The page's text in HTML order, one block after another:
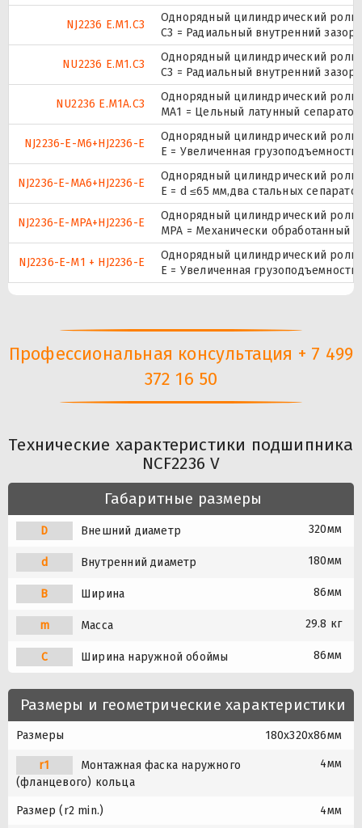
NJ2236 E.M1.C3
Однорядный цилиндрический
C3 = Радиальный внутренний
NU2236 E.M1.C3
Однорядный цилиндрический
C3 = Радиальный внутренний
NU2236 E.M1A.C3
Однорядный цилиндрический
МА1 = Цельный латунный
NJ2236-E-M6+HJ2236-E
Однорядный цилиндрический
E = Увеличенная
NJ2236-E-MA6+HJ2236-E
Однорядный цилиндрический
E = d ≤65 мм,два стальных
NJ2236-E-MPA+HJ2236-E
Однорядный цилиндрический
MPA = Механически обработанный
NJ2236-E-M1 + HJ2236-E
Однорядный цилиндрический
E = Увеличенная
Профессиональная консультация + 7 499
372 16 50
Технические характеристики подшипника
NCF2236 V
Габаритные размеры
D Внешний диаметр 320мм
d Внутренний диаметр 180мм
B Ширина 86мм
m Масса 29.8 кг
C Ширина наружной обоймы 86мм
Размеры и геометрические характеристики
Размеры 180x320x86мм
r1
Монтажная фаска наружного
(фланцевого) кольца
4мм
Размер (r2 min.) 4мм